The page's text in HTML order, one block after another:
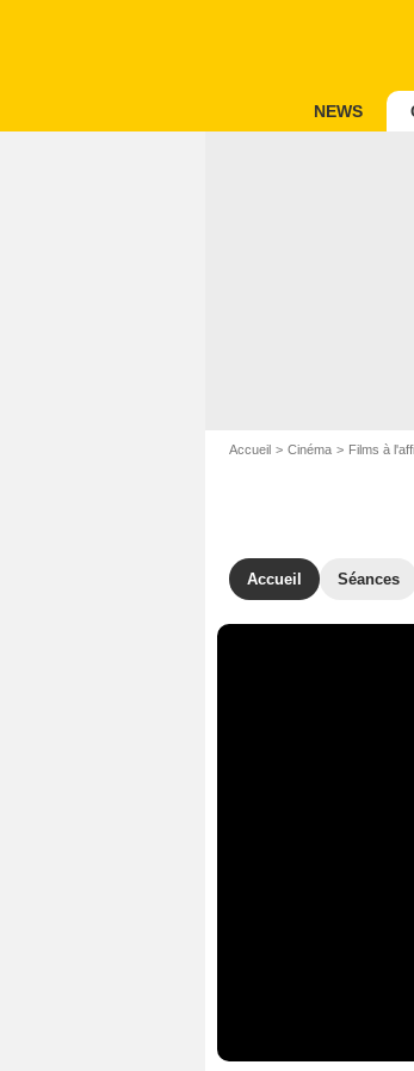
NEWS
Accueil Cinéma Films à
Accueil Séances